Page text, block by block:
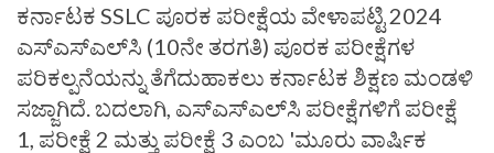
ಕರ್ನಾಟಕ SSLC ಪೂರಕ ಪರೀಕ್ಷೆಯ ವೇಳಾಪಟ್ಟಿ 2024
ಎಸ್‌ಎಸ್‌ಎಲ್‌ಸಿ (10ನೇ ತರಗತಿ) ಪೂರಕ ಪರೀಕ್ಷೆಗಳ
ಪರಿಕಲ್ಪನೆಯನ್ನು ತೆಗೆದುಹಾಕಲು ಕರ್ನಾಟಕ ಶಿಕ್ಷಣ ಮಂಡಳಿ
ಸಜ್ಜಾಗಿದೆ. ಬದಲಾಗಿ, ಎಸ್‌ಎಸ್‌ಎಲ್‌ಸಿ ಪರೀಕ್ಷೆಗಳಿಗೆ ಪರೀಕ್ಷೆ
1, ಪರೀಕ್ಷೆ 2 ಮತ್ತು ಪರೀಕ್ಷೆ 3 ಎಂಬ 'ಮೂರು ವಾರ್ಷಿಕ